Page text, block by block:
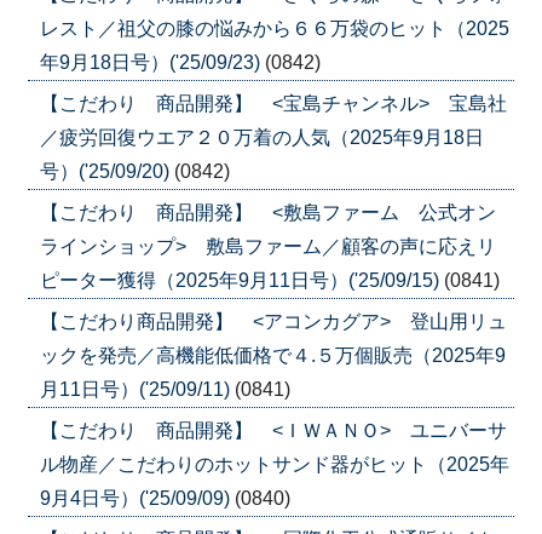
レスト／祖父の膝の悩みから６６万袋のヒット（2025
年9月18日号）('25/09/23) (0842)
【こだわり 商品開発】 <宝島チャンネル> 宝島社
／疲労回復ウエア２０万着の人気（2025年9月18日
号）('25/09/20) (0842)
【こだわり 商品開発】 <敷島ファーム 公式オン
ラインショップ> 敷島ファーム／顧客の声に応えリ
ピーター獲得（2025年9月11日号）('25/09/15) (0841)
【こだわり商品開発】 <アコンカグア> 登山用リュ
ックを発売／高機能低価格で４.５万個販売（2025年9
月11日号）('25/09/11) (0841)
【こだわり 商品開発】 <ＩＷＡＮＯ> ユニバーサ
ル物産／こだわりのホットサンド器がヒット（2025年
9月4日号）('25/09/09) (0840)